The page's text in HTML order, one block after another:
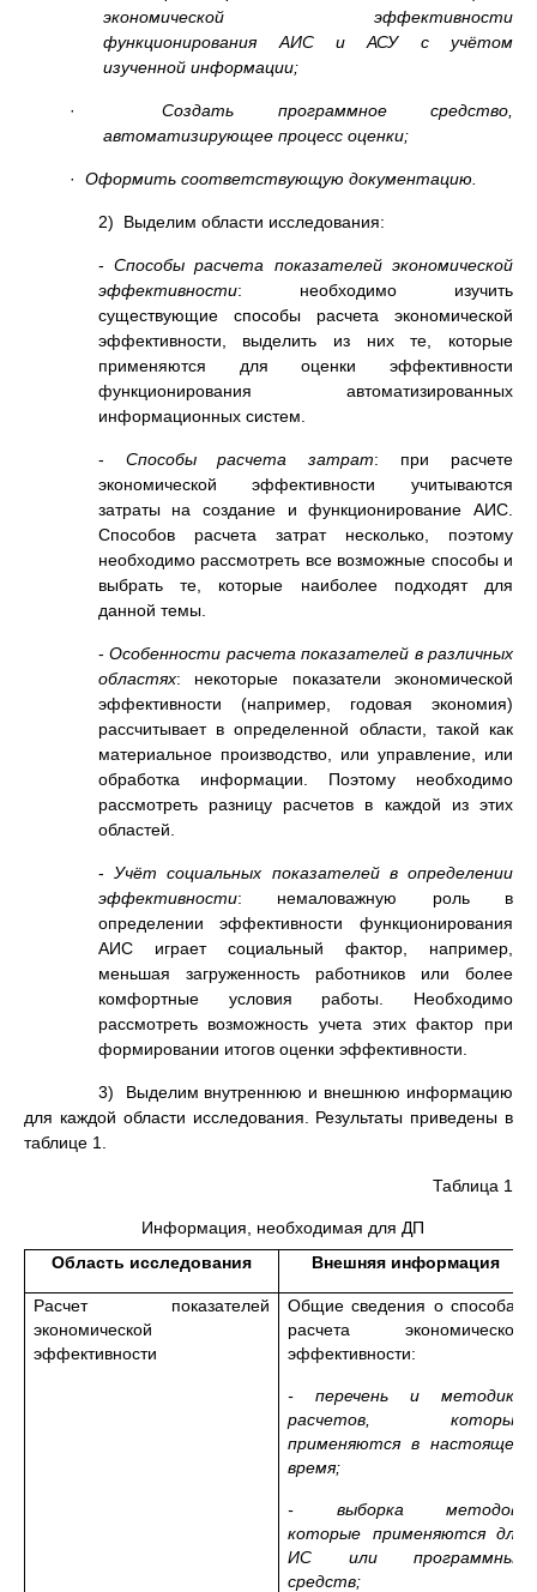
экономической эффективности
функционирования АИС и АСУ с учётом
изученной информации;
·Создать программное средство,
автоматизирующее процесс оценки;
· Оформить соответствующую документацию.
2) Выделим области исследования:
-Способы расчета показателей экономической
эффективности: необходимо изучить
существующие способы расчета экономической
эффективности, выделить из них те, которые
применяются для оценки эффективности
функционирования автоматизированных
информационных систем.
- Способы расчета затрат: при расчете
экономической эффективности учитываются
затраты на создание и функционирование АИС.
Способов расчета затрат несколько, поэтому
необходимо рассмотреть все возможные способы и
выбрать те, которые наиболее подходят для
данной темы.
-Особенности расчета показателей в различных
областях: некоторые показатели экономической
эффективности (например, годовая экономия)
рассчитывает в определенной области, такой как
материальное производство, или управление, или
обработка информации. Поэтому необходимо
рассмотреть разницу расчетов в каждой из этих
областей.
-Учёт социальных показателей в определении
эффективности: немаловажную роль в
определении эффективности функционирования
АИС играет социальный фактор, например,
меньшая загруженность работников или более
комфортные условия работы. Необходимо
рассмотреть возможность учета этих фактор при
формировании итогов оценки эффективности.
3) Выделим внутреннюю и внешнюю информацию
для каждой области исследования. Результаты приведены в
таблице 1.
Таблица 1
Информация, необходимая для ДП
Область исследования
Внешняя информация
Расчет показателей
экономической
эффективности
Общие сведения о способах
расчета экономической
эффективности:
- перечень и методика
расчетов, которые
применяются в настоящее
время;
- выборка методов,
которые применяются для
ИС или программных
средств;